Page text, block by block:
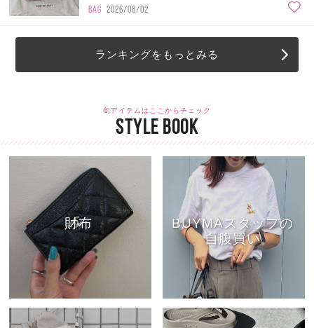
BAG 2026/08/02
ランキングをもっとみる
旬アイテムはここからチェック
STYLE BOOK
財布
BUYMAスタッフの
自腹買い